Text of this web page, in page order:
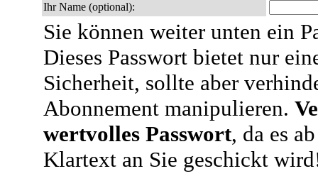
Ihr Name (optional):
Sie können weiter unten ein
Dieses Passwort bietet nur
Sicherheit, sollte aber
Abonnement manipulieren.
wertvolles Passwort, da es
Klartext an Sie geschickt